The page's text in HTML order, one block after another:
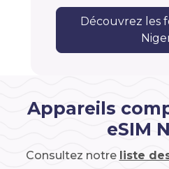
Découvrez les
Appareils
eSIM
Consultez notre liste